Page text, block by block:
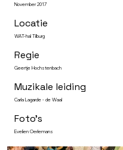
November 2017
Locatie
WAT-hal Tilburg
Regie
Geertje Hochstenbach
Muzikale leiding
Carla Lagarde - de Waal
Foto's
Evelien Oerlemans